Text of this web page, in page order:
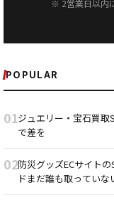
※ 2営業日以内
POPULAR
01ジュエリー・宝石買取
で差を
02防災グッズECサイト
ドまだ誰も取ってい